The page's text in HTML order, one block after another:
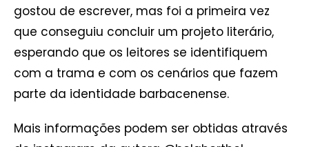
gostou de escrever, mas foi a primeira vez
que conseguiu concluir um projeto literário,
esperando que os leitores se identifiquem
com a trama e com os cenários que fazem
parte da identidade barbacenense.
Mais informações podem ser obtidas através